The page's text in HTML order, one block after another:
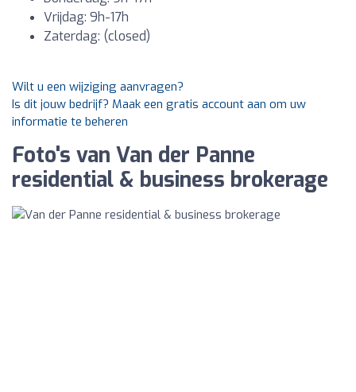
Vrijdag: 9h-17h
Zaterdag: (closed)
Wilt u een wijziging aanvragen?
Is dit jouw bedrijf? Maak een gratis account aan om uw
informatie te beheren
Foto's van Van der Panne
residential & business brokerage